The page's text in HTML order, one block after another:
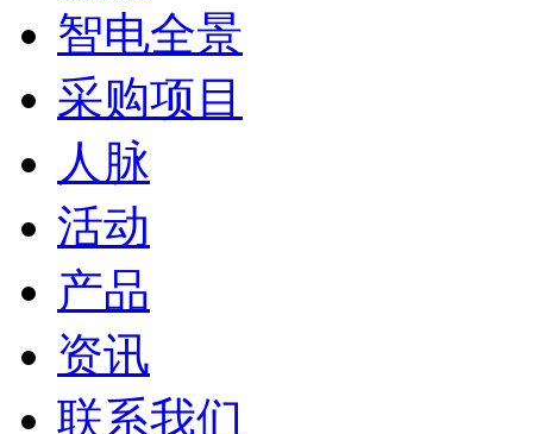
智电全景
采购项目
人脉
活动
产品
资讯
联系我们